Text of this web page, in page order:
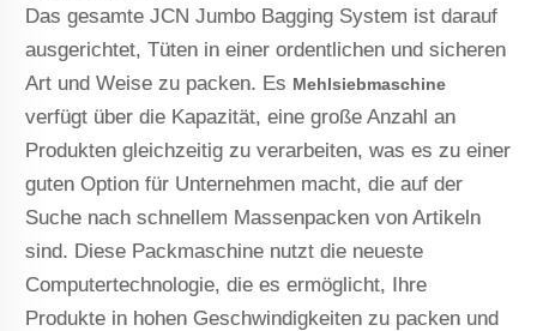
Das gesamte JCN Jumbo Bagging System ist darauf
ausgerichtet, Tüten in einer ordentlichen und sicheren
Art und Weise zu packen. Es Mehlsiebmaschine
verfügt über die Kapazität, eine große Anzahl an
Produkten gleichzeitig zu verarbeiten, was es zu einer
guten Option für Unternehmen macht, die auf der
Suche nach schnellem Massenpacken von Artikeln
sind. Diese Packmaschine nutzt die neueste
Computertechnologie, die es ermöglicht, Ihre
Produkte in hohen Geschwindigkeiten zu packen und